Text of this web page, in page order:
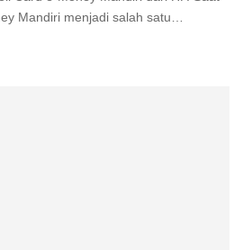
Mandiri menjadi salah satu…